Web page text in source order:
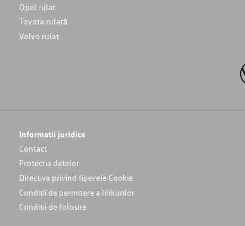
Opel rulat
Toyota rulată
Volvo rulat
Informatii juridice
Contact
Protectia datelor
Directiva privind fișierele Cookie
Conditii de permitere a linkurilor
Conditii de folosire